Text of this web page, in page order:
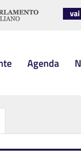
Agenda